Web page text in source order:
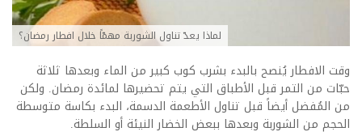
لماذا يعدّ تناول الشوربة مهمّاً خلال افطار رمضان؟
وقت الافطار يُنصح بالبدء بشرب كوب كبير من الماء وبعدها ثلاثة
حبّات من التمر قبل الأطباق التي يتم تحضيرها لمائدة رمضان. ولكن
من المُفضل أيضاً قبل تناول الأطعمة الدسمة، البدء بكاسة متوسطة
الحجم من الشوربة وبعدها ببعض الخضار النيئة أو السلطة.